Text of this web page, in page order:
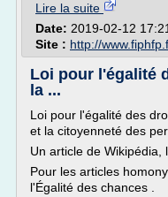
Lire la suite
Date: 2019-02-12
Site : http://
Loi pour l'égalité
la ...
Loi pour l'égalité des
et la citoyenneté des
Un article de Wikipédia,
Pour les articles
l'Égalité des chances .